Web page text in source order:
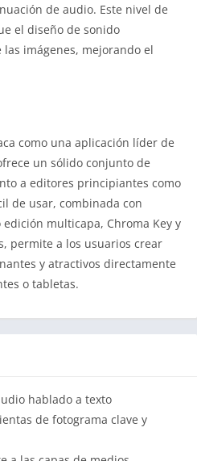
de audio. Este nivel de
el diseño de sonido
imágenes, mejorando el
como una aplicación líder de
un sólido conjunto de
a editores principiantes como
de usar, combinada con
multicapa, Chroma Key y
permite a los usuarios crear
y atractivos directamente
o tabletas.
hablado a texto
de fotograma clave y